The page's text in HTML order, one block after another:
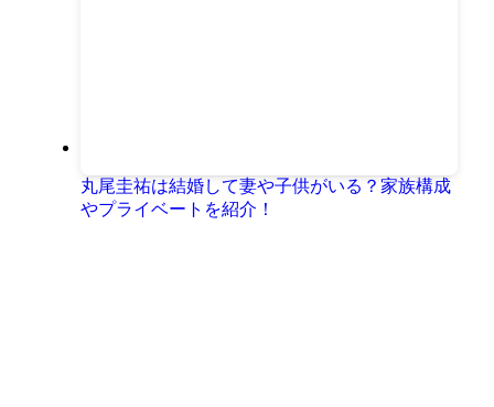
丸尾圭祐は結婚して妻や子供がいる？家族構成
やプライベートを紹介！